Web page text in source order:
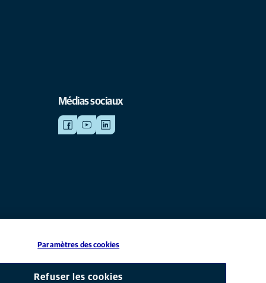
Médias sociaux
de Mars, Inc © 2026
Paramètres des cookies
Refuser les cookies